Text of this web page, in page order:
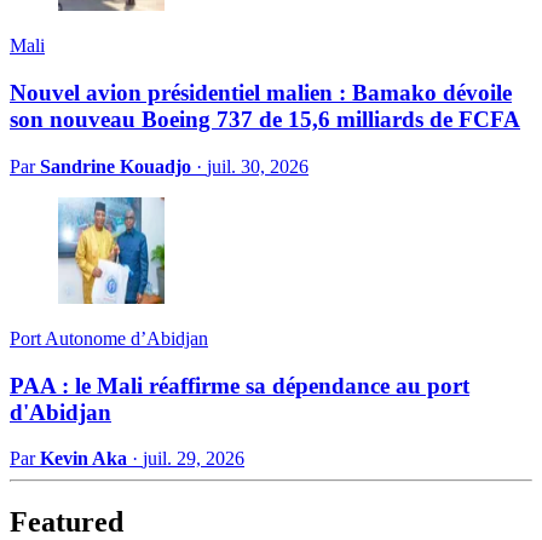
Mali
Nouvel avion présidentiel malien : Bamako dévoile
son nouveau Boeing 737 de 15,6 milliards de FCFA
ParSandrine Kouadjo · juil. 30, 2026
Port Autonome d’Abidjan
PAA : le Mali réaffirme sa dépendance au port
d'Abidjan
ParKevin Aka · juil. 29, 2026
Featured